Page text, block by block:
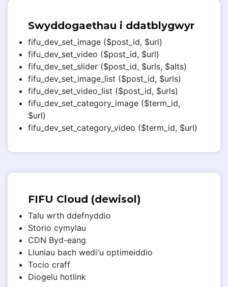
Swyddogaethau i ddatblygwyr
fifu_dev_set_image ($post_id, $url)
fifu_dev_set_video ($post_id, $url)
fifu_dev_set_slider ($post_id, $urls, $alts)
fifu_dev_set_image_list ($post_id, $urls)
fifu_dev_set_video_list ($post_id, $urls)
fifu_dev_set_category_image ($term_id,
$url)
fifu_dev_set_category_video ($term_id, $url)
FIFU Cloud (dewisol)
Talu wrth ddefnyddio
Storio cymylau
CDN Byd-eang
Lluniau bach wedi'u optimeiddio
Tocio craff
Diogelu hotlink